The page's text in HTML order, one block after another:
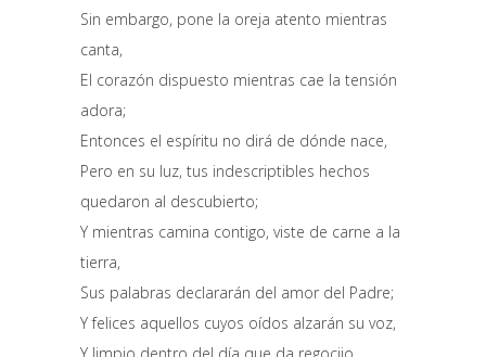
Sin embargo, pone la oreja atento mientras
canta,
El corazón dispuesto mientras cae la tensión
adora;
Entonces el espíritu no dirá de dónde nace,
Pero en su luz, tus indescriptibles hechos
quedaron al descubierto;
Y mientras camina contigo, viste de carne a la
tierra,
Sus palabras declararán del amor del Padre;
Y felices aquellos cuyos oídos alzarán su voz,